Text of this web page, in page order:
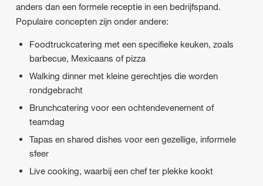
anders dan een formele receptie in een bedrijfspand.
Populaire concepten zijn onder andere:
Foodtruckcatering met een specifieke keuken, zoals
barbecue, Mexicaans of pizza
Walking dinner met kleine gerechtjes die worden
rondgebracht
Brunchcatering voor een ochtendevenement of
teamdag
Tapas en shared dishes voor een gezellige, informele
sfeer
Live cooking, waarbij een chef ter plekke kookt